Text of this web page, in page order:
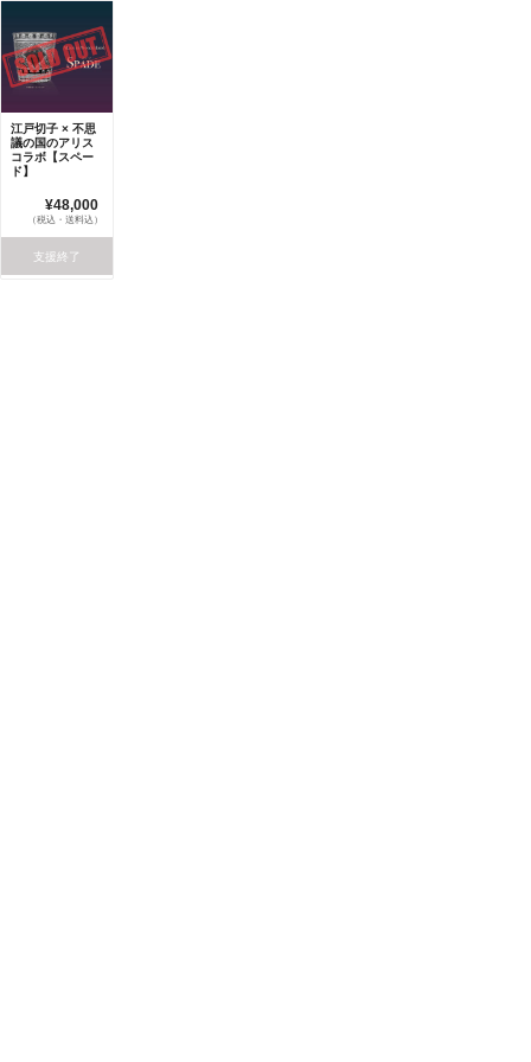
江戸切子 × 不思
議の国のアリス
コラボ【スペー
ド】
¥48,000
（税込・送料込）
支援終了